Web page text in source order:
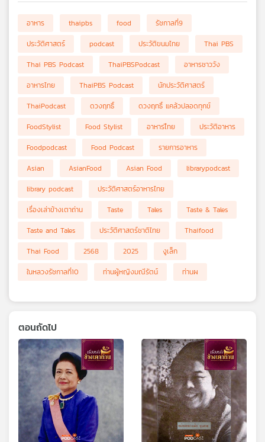
อาหาร thaipbs food
รัชกาลที่9
ประวัติศาสตร์
podcast ประวัติขนมไทย
Thai PBS
Thai PBS Podcast
ThaiPBSPodcast
อาหารชาววัง
อาหารไทย
ThaiPBS Podcast
นักประวัติศาสตร์
ThaiPodcast
ดวงฤทธิ์
ดวงฤทธิ์ แคล้วปลอดทุกข์
FoodStylist
Food Stylist อาหารไืทย
ประวัติอาหาร
Foodpodcast
Food Podcast
รายการอาหาร
Asian
AsianFood Asian Food
librarypodcast
library podcast
ประวัติศาสตร์อาหารไทย
เรื่องเล่าข้างเตาถ่าน
Taste Tales
Taste & Tales
Taste and Tales
ประวัติศาสตร์ชาติไทย
Thaifood
Thai Food
2568 2025
งูเล็ก
ในหลวงรัชกาลที่10
ท่านผู้หญิงมณีรัตน์ ท่านผ
ตอนถัดไป